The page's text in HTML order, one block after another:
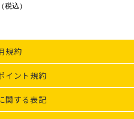
込）
規約
イント規約
関する表記